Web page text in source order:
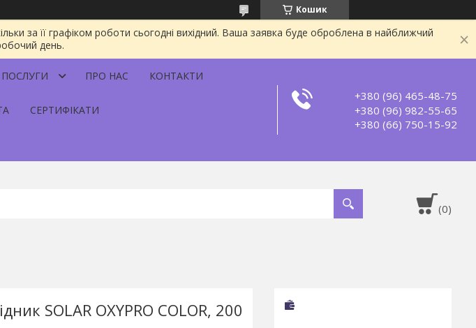
Кошик
за її графіком роботи сьогодні вихідний. Ваша заявка буде оброблена в найближчий
день.
ПРО НАС КОНТАКТИ
СЕРТИФІКАТИ
+380 (96) 465-48-75
+380 (96) 982-55-65
+380 (66) 750-15-92
SOLAR OXYPRO COLOR, 200